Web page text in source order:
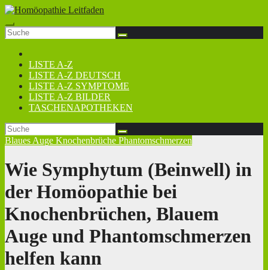
Zum
Inhalt
springen
LISTE A-Z
LISTE A-Z DEUTSCH
LISTE A-Z SYMPTOME
LISTE A-Z BILDER
TASCHENAPOTHEKEN
Blaues Auge Knochenbrüche Phantomschmerzen
Wie Symphytum (Beinwell) in
der Homöopathie bei
Knochenbrüchen, Blauem
Auge und Phantomschmerzen
helfen kann